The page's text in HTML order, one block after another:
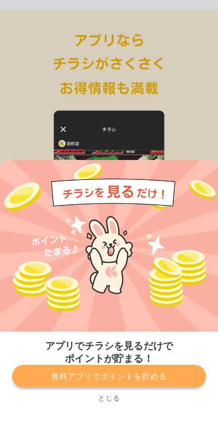
アプリでチラシを見るだけで
ポイントが貯まる！
無料アプリでポイントを貯める
とじる
プライバシーポリシー 利用規約
運営会社
サービスに関してのお問い合わせ